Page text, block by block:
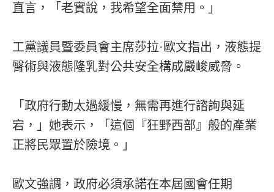
直言，「老實說，我希望全面禁用。」
工黨議員暨委員會主席莎拉·歐文指出，液態提
臀術與液態隆乳對公共安全構成嚴峻威脅。
「政府行動太過緩慢，無需再進行諮詢與延
宕，」她表示，「這個『狂野西部』般的產業
正將民眾置於險境。」
歐文強調，政府必須承諾在本屆國會任期